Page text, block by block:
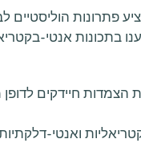
הוליסטיים
בתכונות אנטי-
הצמדות חיידקים
ואנטי-